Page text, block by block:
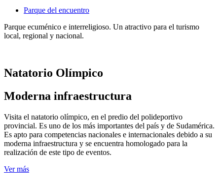
Parque del encuentro
Parque ecuménico e interreligioso. Un atractivo para el turismo
local, regional y nacional.
Natatorio Olímpico
Moderna infraestructura
Visita el natatorio olímpico, en el predio del polideportivo
provincial. Es uno de los más importantes del país y de Sudamérica.
Es apto para competencias nacionales e internacionales debido a su
moderna infraestructura y se encuentra homologado para la
realización de este tipo de eventos.
Ver más